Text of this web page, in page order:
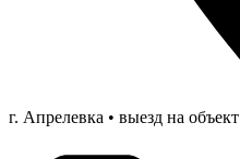
г. Апрелевка • выезд на объект